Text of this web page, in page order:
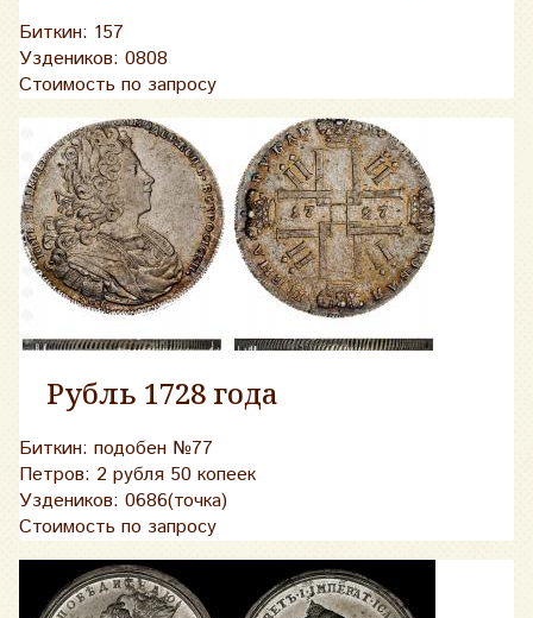
Биткин: 157
Уздеников: 0808
Стоимость по запросу
Рубль 1728 года
Биткин: подобен №77
Петров: 2 рубля 50 копеек
Уздеников: 0686(точка)
Стоимость по запросу